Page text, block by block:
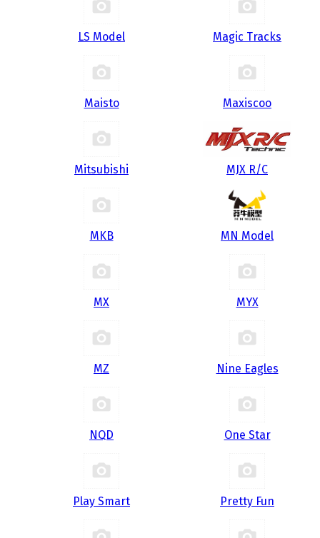
LS Model Magic Tracks
Maisto Maxiscoo
Mitsubishi MJX R/C
MKB MN Model
MX MYX
MZ Nine Eagles
NQD One Star
Play Smart Pretty Fun